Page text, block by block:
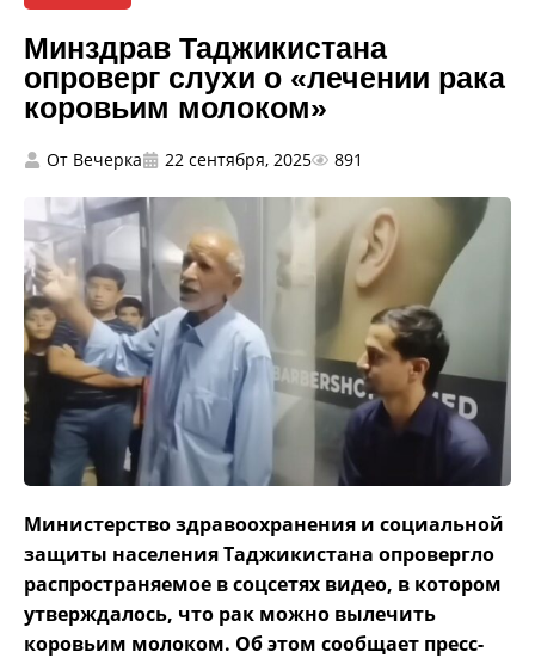
Минздрав Таджикистана
опроверг слухи о «лечении рака
коровьим молоком»
От Вечерка 22 сентября, 2025 891
Министерство здравоохранения и социальной
защиты населения Таджикистана опровергло
распространяемое в соцсетях видео, в котором
утверждалось, что рак можно вылечить
коровьим молоком. Об этом сообщает пресс-